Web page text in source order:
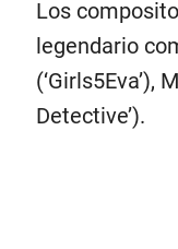
Los
legendario
(‘Girls5Eva’),
Detective’).